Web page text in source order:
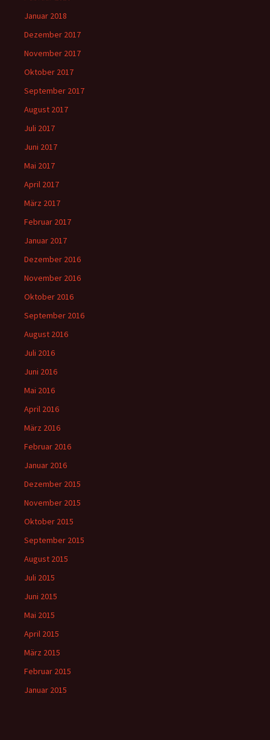
Januar 2018
Dezember 2017
November 2017
Oktober 2017
September 2017
August 2017
Juli 2017
Juni 2017
Mai 2017
April 2017
März 2017
Februar 2017
Januar 2017
Dezember 2016
November 2016
Oktober 2016
September 2016
August 2016
Juli 2016
Juni 2016
Mai 2016
April 2016
März 2016
Februar 2016
Januar 2016
Dezember 2015
November 2015
Oktober 2015
September 2015
August 2015
Juli 2015
Juni 2015
Mai 2015
April 2015
März 2015
Februar 2015
Januar 2015